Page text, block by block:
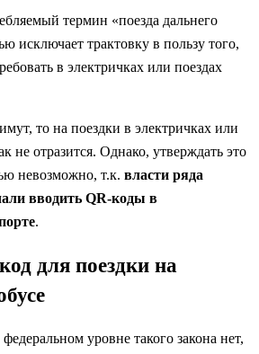
термин «поезда дальнего
исключает трактовку в пользу того,
в электричках или поездах
то на поездки в электричках или
не отразится. Однако, утверждать это
невозможно, т.к. власти ряда
вводить QR-коды в
.
для поездки на
уровне такого закона нет,